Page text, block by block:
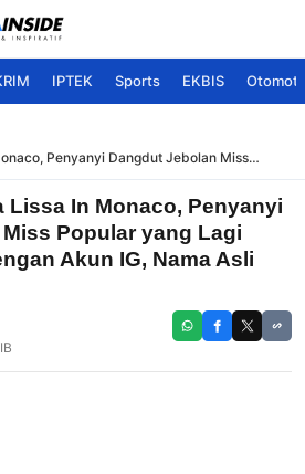
IPTEK Sports EKBIS
Penyanyi Dangdut Jebolan Miss
Dengan Akun IG, Nama Asli Hingga
Lissa In Monaco, Penyanyi
Popular yang Lagi
Akun IG, Nama Asli